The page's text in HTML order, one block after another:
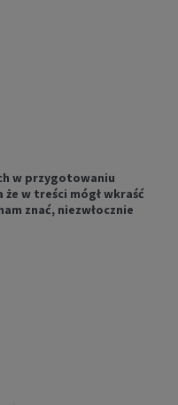
w przygotowaniu
w treści mógł wkraść
znać, niezwłocznie